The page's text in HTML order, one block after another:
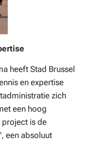
heeft Stad Brussel
en expertise
zich
een hoog
is de
een absoluut